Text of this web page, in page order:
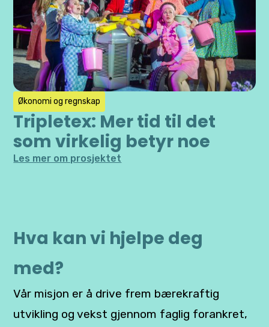
Økonomi og regnskap
Tripletex: Mer tid til det
som virkelig betyr noe
Les mer om prosjektet
Hva kan vi hjelpe deg
med?
Vår misjon er å drive frem bærekraftig
utvikling og vekst gjennom faglig forankret,